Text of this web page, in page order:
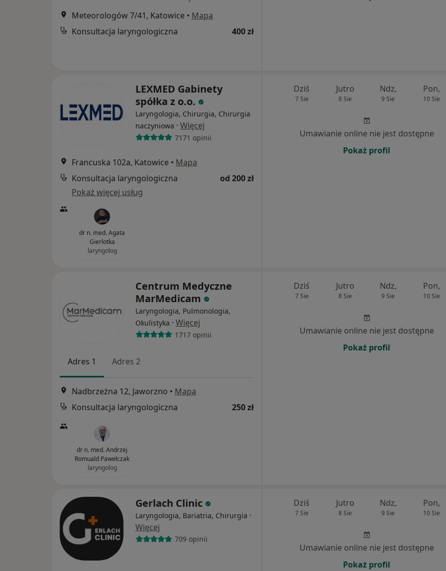
Meteorologów 7/41, Katowice • Mapa
Konsultacja laryngologiczna
400 zł
LEXMED Gabinety
spółka z o.o.
Laryngologia, Chirurgia, Chirurgia
naczyniowa · Więcej
7171 opinii
Francuska 102a, Katowice • Mapa
Konsultacja laryngologiczna
od 200 zł
Pokaż więcej usług
dr n. med. Agata
Gierlotka
laryngolog
Dziś
7 Sie
Jutro
8 Sie
Ndz,
9 Sie
Pon,
10 Sie
Umawianie online nie jest dostępne
Pokaż profil
Centrum Medyczne
MarMedicam
Laryngologia, Pulmonologia,
Okulistyka · Więcej
1717 opinii
Adres 1 Adres 2
Nadbrzeżna 12, Jaworzno • Mapa
Konsultacja laryngologiczna
250 zł
dr n. med. Andrzej
Romuald Pawełczak
laryngolog
Dziś
7 Sie
Jutro
8 Sie
Ndz,
9 Sie
Pon,
10 Sie
Umawianie online nie jest dostępne
Pokaż profil
Gerlach Clinic
Laryngologia, Bariatria, Chirurgia ·
Więcej
709 opinii
Dziś
7 Sie
Jutro
8 Sie
Ndz,
9 Sie
Pon,
10 Sie
Umawianie online nie jest dostępne
Pokaż profil